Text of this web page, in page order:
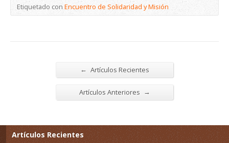
Etiquetado conEncuentro de Solidaridad y Misión
← Artículos Recientes
Artículos Anteriores →
Artículos Recientes